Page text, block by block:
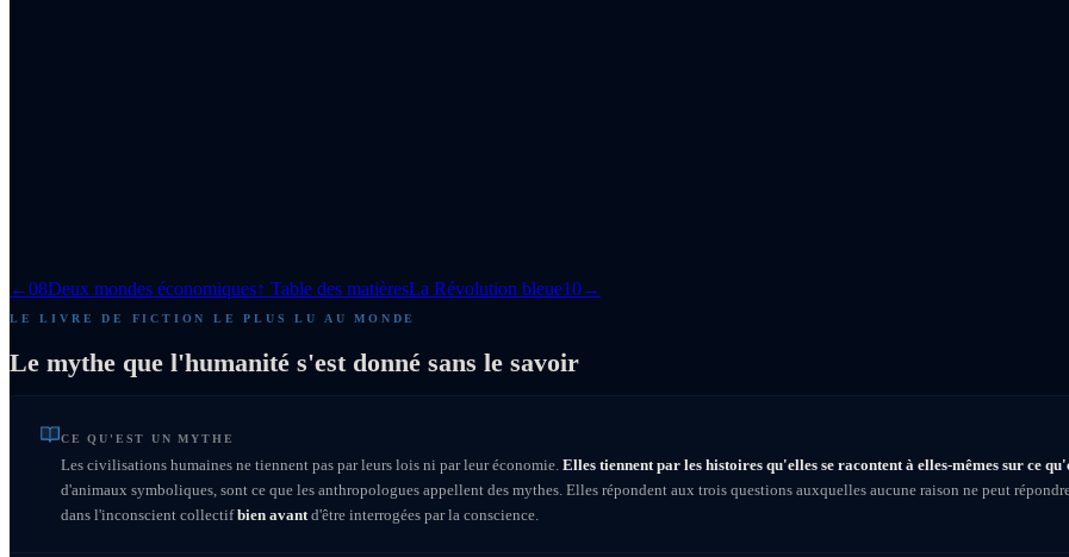
←08Deux mondes économiques↑ Table des matièresLa Révolution bleue10→
LE LIVRE DE FICTION LE PLUS LU AU MONDE
Le mythe que l'humanité s'est donné sans le savoir
CE QU'EST UN MYTHE
Les civilisations humaines ne tiennent pas par leurs lois ni par leur économie. Elles tiennent par les histoires qu'elles se racontent à elles-mêmes sur ce
d'animaux symboliques, sont ce que les anthropologues appellent des mythes. Elles répondent aux trois questions auxquelles aucune raison ne peut
dans l'inconscient collectifbien avantd'être interrogées par la conscience.